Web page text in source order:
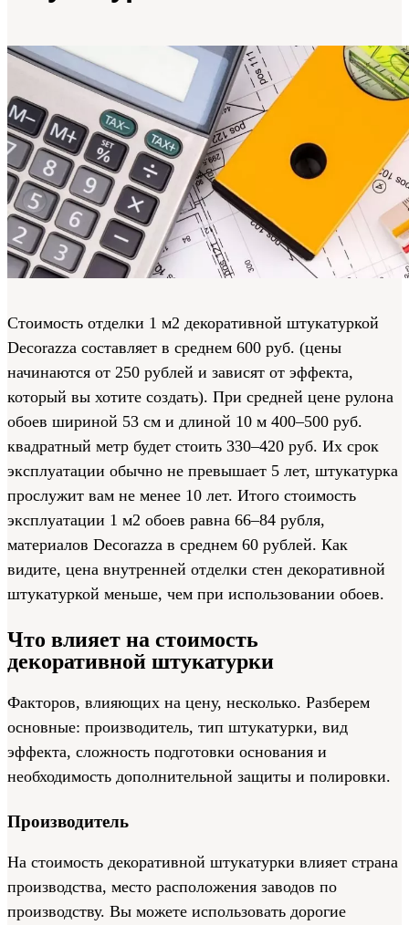
Стоимость отделки 1 м2 декоративной штукатуркой
Decorazza составляет в среднем 600 руб. (цены
начинаются от 250 рублей и зависят от эффекта,
который вы хотите создать). При средней цене рулона
обоев шириной 53 см и длиной 10 м 400–500 руб.
квадратный метр будет стоить 330–420 руб. Их срок
эксплуатации обычно не превышает 5 лет, штукатурка
прослужит вам не менее 10 лет. Итого стоимость
эксплуатации 1 м2 обоев равна 66–84 рубля,
материалов Decorazza в среднем 60 рублей. Как
видите, цена внутренней отделки стен декоративной
штукатуркой меньше, чем при использовании обоев.
Что влияет на стоимость
декоративной штукатурки
Факторов, влияющих на цену, несколько. Разберем
основные: производитель, тип штукатурки, вид
эффекта, сложность подготовки основания и
необходимость дополнительной защиты и полировки.
Производитель
На стоимость декоративной штукатурки влияет страна
производства, место расположения заводов по
производству. Вы можете использовать дорогие